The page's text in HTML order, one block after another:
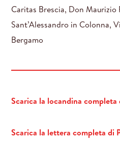
Caritas Brescia, Don Maurizio
Sant’Alessandro in Colonna,
Bergamo
Scarica la locandina
Scarica la lettera completa di